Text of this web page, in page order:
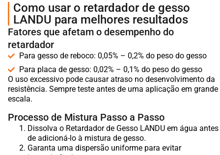
Como usar o retardador de gesso
LANDU para melhores resultados
Fatores que afetam o desempenho do
retardador
Para gesso de reboco: 0,05% – 0,2% do peso do gesso
Para placa de gesso: 0,02% – 0,1% do peso do gesso
O uso excessivo pode causar atraso no desenvolvimento da
resistência. Sempre teste antes de uma aplicação em grande
escala.
Processo de Mistura Passo a Passo
Dissolva o Retardador de Gesso LANDU em água antes
de adicioná-lo à mistura de gesso.
Garanta uma dispersão uniforme para evitar